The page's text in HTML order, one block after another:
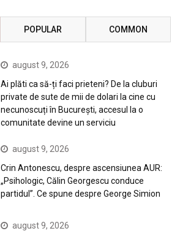
POPULAR COMMON
august 9, 2026
Ai plăti ca să-ți faci prieteni? De la cluburi
private de sute de mii de dolari la cine cu
necunoscuți în București, accesul la o
comunitate devine un serviciu
august 9, 2026
Crin Antonescu, despre ascensiunea AUR:
„Psihologic, Călin Georgescu conduce
partidul”. Ce spune despre George Simion
august 9, 2026